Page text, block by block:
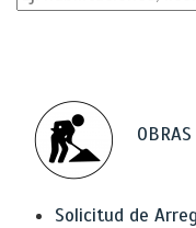
Solicitud de